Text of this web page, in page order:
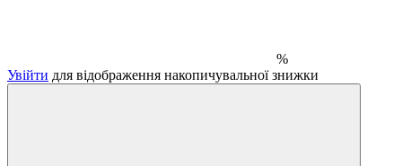
%
Увійти для відображення накопичувальної знижки